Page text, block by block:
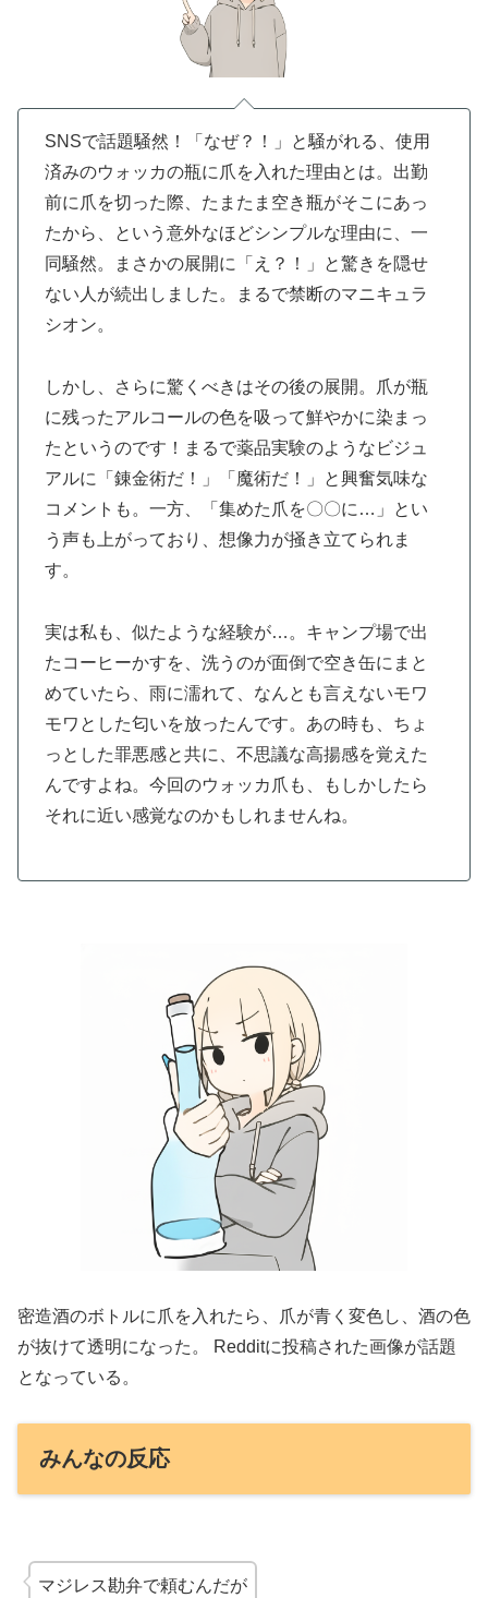
SNSで話題騒然！「なぜ？！」と騒がれる、使用
済みのウォッカの瓶に爪を入れた理由とは。出勤
前に爪を切った際、たまたま空き瓶がそこにあっ
たから、という意外なほどシンプルな理由に、一
同騒然。まさかの展開に「え？！」と驚きを隠せ
ない人が続出しました。まるで禁断のマニキュラ
シオン。
しかし、さらに驚くべきはその後の展開。爪が瓶
に残ったアルコールの色を吸って鮮やかに染まっ
たというのです！まるで薬品実験のようなビジュ
アルに「錬金術だ！」「魔術だ！」と興奮気味な
コメントも。一方、「集めた爪を〇〇に…」とい
う声も上がっており、想像力が掻き立てられま
す。
実は私も、似たような経験が…。キャンプ場で出
たコーヒーかすを、洗うのが面倒で空き缶にまと
めていたら、雨に濡れて、なんとも言えないモワ
モワとした匂いを放ったんです。あの時も、ちょ
っとした罪悪感と共に、不思議な高揚感を覚えた
んですよね。今回のウォッカ爪も、もしかしたら
それに近い感覚なのかもしれませんね。
密造酒のボトルに爪を入れたら、爪が青く変色し、酒の色
が抜けて透明になった。 Redditに投稿された画像が話題
となっている。
みんなの反応
マジレス勘弁で頼むんだが